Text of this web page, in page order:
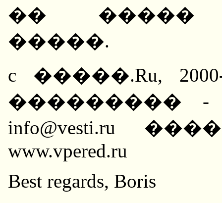
�� �����
�����.
c �����.Ru,
��������� -
info@vesti.ru
www.vpered.ru
Best regards, Boris